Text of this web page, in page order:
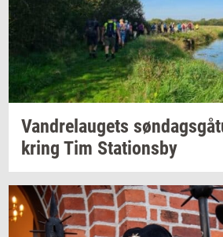
Van­d­re­lau­gets
kring Tim Sta­tions­by